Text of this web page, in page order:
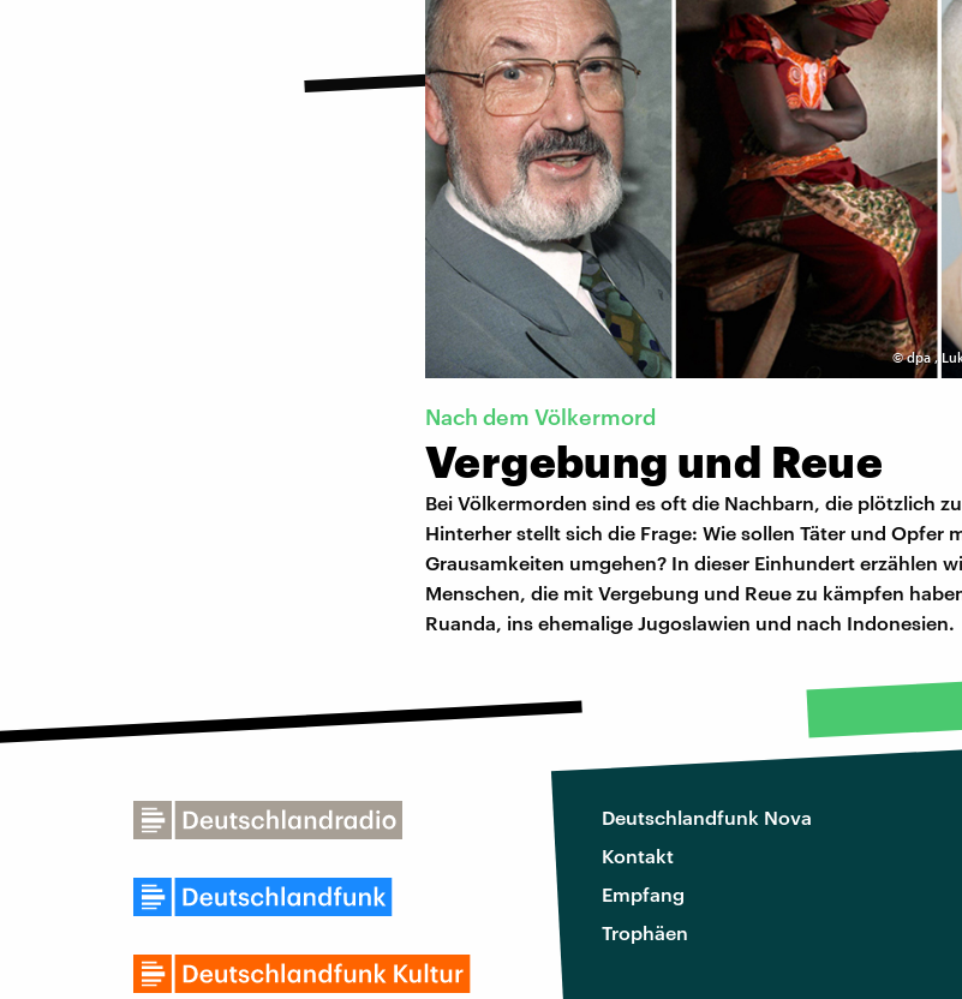
©dpa,
Nach dem Völkermord
Vergebung und Reue
Bei Völkermorden sind es oft die Nachbarn, die plötzlich
Hinterher stellt sich die Frage: Wie sollen Täter und Opfer
Grausamkeiten umgehen? In dieser Einhundert erzählen
Menschen, die mit Vergebung und Reue zu kämpfen
Ruanda, ins ehemalige Jugoslawien und nach Indonesien.
Deutschlandfunk Nova
Kontakt
Empfang
Trophäen